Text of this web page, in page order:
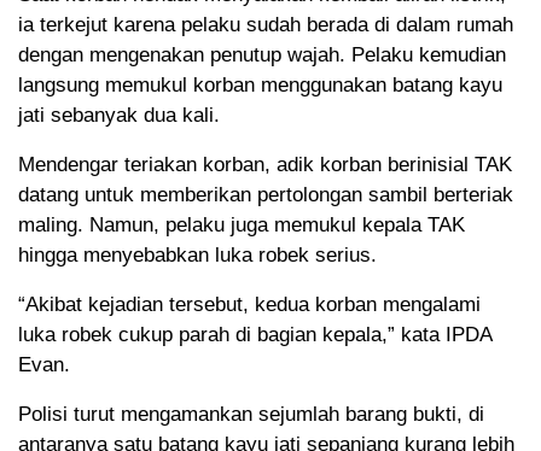
ia terkejut karena pelaku sudah berada di dalam rumah
dengan mengenakan penutup wajah. Pelaku kemudian
langsung memukul korban menggunakan batang kayu
jati sebanyak dua kali.
Mendengar teriakan korban, adik korban berinisial TAK
datang untuk memberikan pertolongan sambil berteriak
maling. Namun, pelaku juga memukul kepala TAK
hingga menyebabkan luka robek serius.
“Akibat kejadian tersebut, kedua korban mengalami
luka robek cukup parah di bagian kepala,” kata IPDA
Evan.
Polisi turut mengamankan sejumlah barang bukti, di
antaranya satu batang kayu jati sepanjang kurang lebih